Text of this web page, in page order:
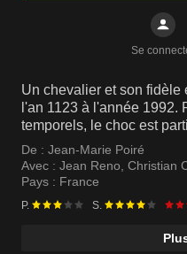
Se
Un chevalier et son fidèle
l'an 1123 à l'année 1992.
temporels, le choc est
De : Jean-Marie Poiré
Avec : Jean Reno, Christian
Pays : France
P. S.